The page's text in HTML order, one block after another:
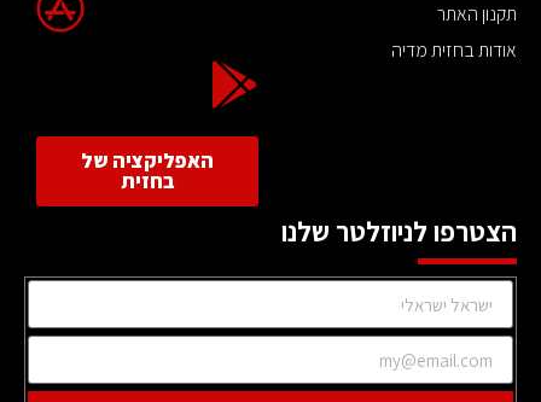
תקנון האתר
אודות בחזית מדיה
האפליקציה של
בחזית
הצטרפו לניוזלטר שלנו